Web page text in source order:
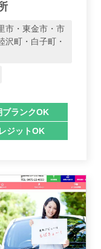
市・東金市・市
沢町・白子町・
ブランクOK
ジットOK